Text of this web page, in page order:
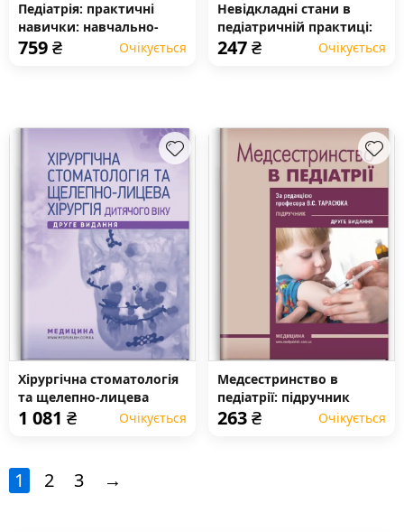
Педіатрія: практичні
навички: навчально-
методичний посібник
759₴ Очікується
Невідкладні стани в
педіатричній практиці:
навчальний посібник
247₴ Очікується
Хірургічна стоматологія
та щелепно-лицева
хірургія дитячого віку:
1 081 ₴ Очікується
Медсестринство в
педіатрії: підручник
263₴ Очікується
1 2 3 →